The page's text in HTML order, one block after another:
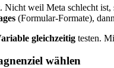
Nicht weil Meta schlecht
(Formular-Formate),
gleichzeitig testen.
wählen